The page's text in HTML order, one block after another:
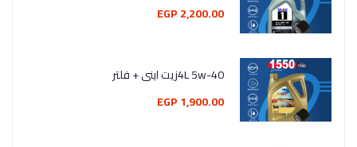
2,200.00 EGP
4L 5w-40زيت اينى + فلتر
1,900.00 EGP